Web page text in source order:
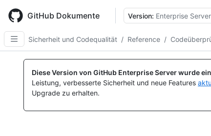
main
content
GitHub Dokumente Version: Enterprise
Sicherheit und Codequalität / Reference /
Diese Version von GitHub Enterprise Server wurde
Leistung, verbesserte Sicherheit und neue Features
Upgrade zu erhalten.